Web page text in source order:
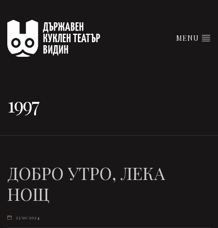
MENU
1997
ДОБРО УТРО, ЛЕКА
НОЩ
23/10/2024